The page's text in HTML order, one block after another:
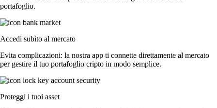
portafoglio.
Accedi subito al mercato
Evita complicazioni: la nostra app ti connette direttamente al mercato
per gestire il tuo portafoglio cripto in modo semplice.
Proteggi i tuoi asset